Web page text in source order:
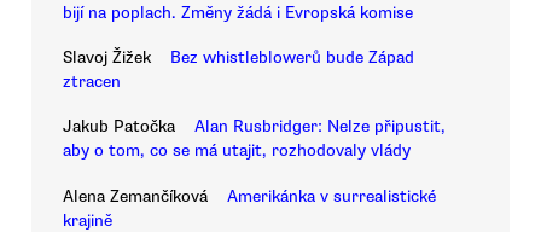
bijí na poplach. Změny žádá i Evropská komise
Slavoj Žižek
Bez whistleblowerů bude Západ
ztracen
Jakub Patočka
Alan Rusbridger: Nelze připustit,
aby o tom, co se má utajit, rozhodovaly vlády
Alena Zemančíková
Amerikánka v surrealistické
krajině